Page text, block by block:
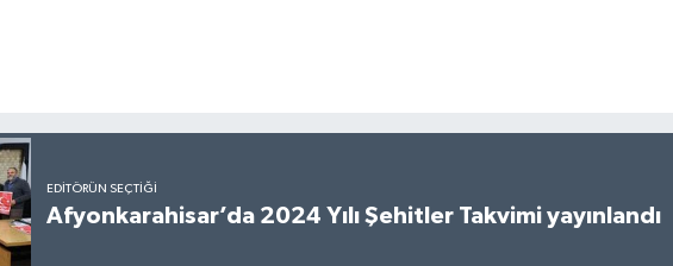
EDITÖRÜN SEÇTIĞI
Afyonkarahisar’da 2024 Yılı Şehitler Takvimi yayınlandı